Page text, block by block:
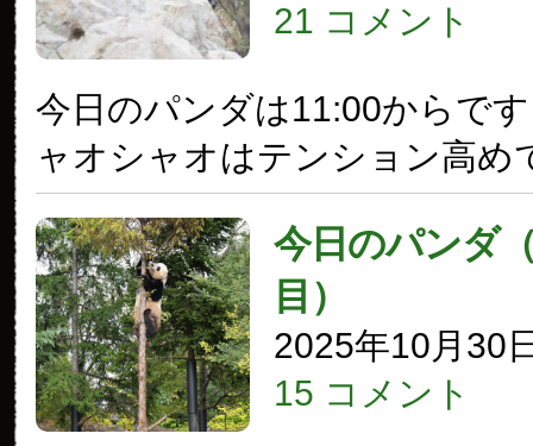
21 コメント
今日のパンダは11:00からで
ャオシャオはテンション高め
今日のパンダ
目）
2025年10月30
15 コメント